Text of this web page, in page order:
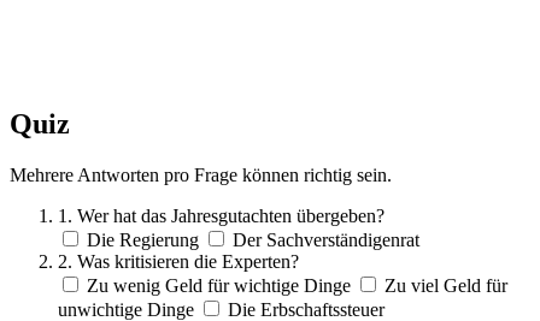
Quiz
Mehrere Antworten pro Frage können richtig sein.
1. Wer hat das Jahresgutachten übergeben?
Die Regierung
Der Sachverständigenrat
2. Was kritisieren die Experten?
Zu wenig Geld für wichtige Dinge
Zu viel Geld für
unwichtige Dinge
Die Erbschaftssteuer